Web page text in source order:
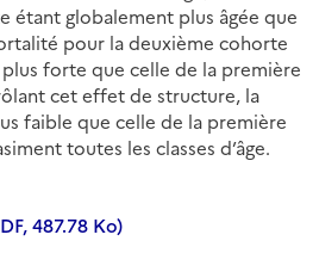
étant globalement plus âgée que
pour la deuxième cohorte
forte que celle de la première
cet effet de structure, la
faible que celle de la première
toutes les classes d’âge.
487.78 Ko)